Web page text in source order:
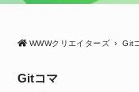
WWWクリエイターズ › Git
Gitコマ